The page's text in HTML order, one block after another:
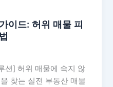
이드: 허위 매물 피
션] 허위 매물에 속지 않
찾는 실전 부동산 매물